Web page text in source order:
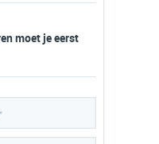
moet je eerst